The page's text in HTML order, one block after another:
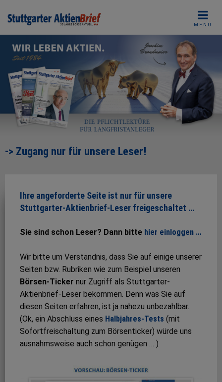
MENU
-> Zugang nur für unsere Leser!
Ihre angeforderte Seite ist nur für unsere
Stuttgarter-Aktienbrief-Leser freigeschaltet …
Sie sind schon Leser? Dann bitte hier einloggen …
Wir bitte um Verständnis, dass Sie auf einige unserer
Seiten bzw. Rubriken wie zum Beispiel unseren
Börsen-Ticker nur Zugriff als Stuttgarter-
Aktienbrief-Leser bekommen. Denn was Sie auf
diesen Seiten erfahren, ist ja nahezu unbezahlbar.
(Ok, ein Abschluss eines Halbjahres-Tests (mit
Sofortfreischaltung zum Börsenticker) würde uns
ausnahmsweise auch schon genügen … )